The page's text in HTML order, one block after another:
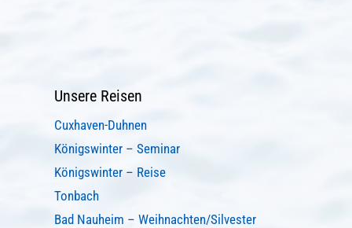
Unsere Reisen
Cuxhaven-Duhnen
Königswinter – Seminar
Königswinter – Reise
Tonbach
Bad Nauheim – Weihnachten/Silvester